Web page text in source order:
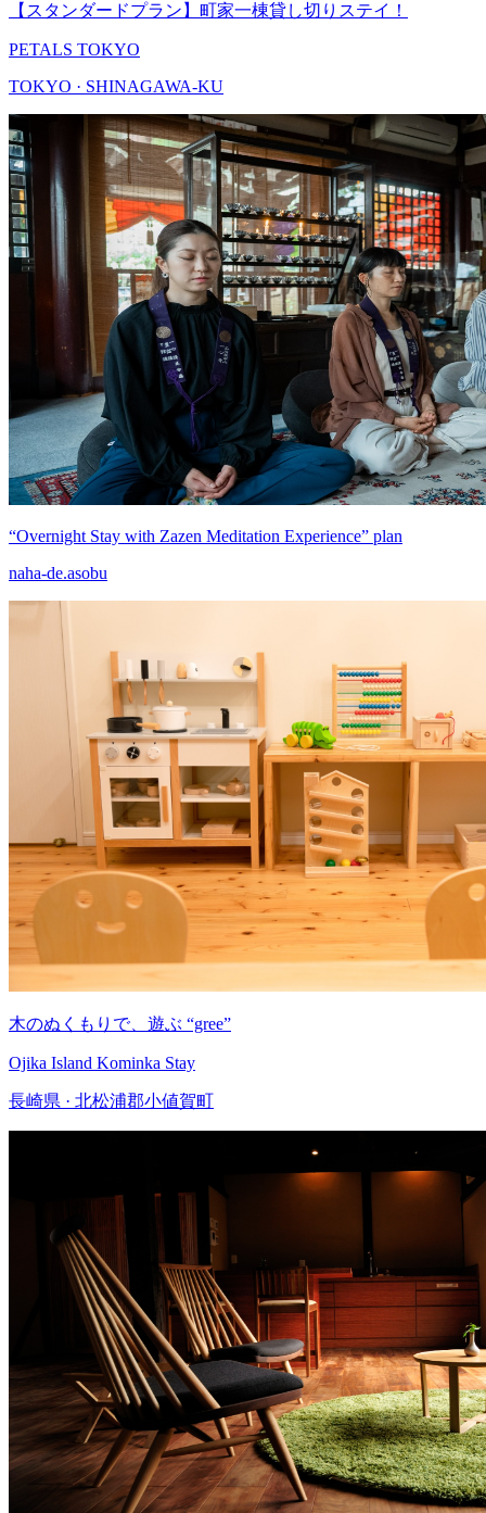
【スタンダードプラン】町家一棟貸し切りステイ！
PETALS TOKYO
TOKYO · SHINAGAWA-KU
“Overnight Stay with Zazen Meditation Experience” plan
naha-de.asobu
木のぬくもりで、遊ぶ “gree”
Ojika Island Kominka Stay
長崎県 · 北松浦郡小値賀町